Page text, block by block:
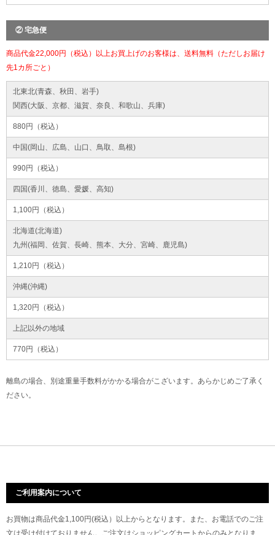
② 宅急便
商品代金22,000円（税込）以上お買上げのお客様は、送料無料（ただしお届け
先1カ所ごと）
北東北(青森、秋田、岩手)
関西(大阪、京都、滋賀、奈良、和歌山、兵庫)
880円（税込）
中国(岡山、広島、山口、鳥取、島根)
990円（税込）
四国(香川、徳島、愛媛、高知)
1,100円（税込）
北海道(北海道)
九州(福岡、佐賀、長崎、熊本、大分、宮崎、鹿児島)
1,210円（税込）
沖縄(沖縄)
1,320円（税込）
上記以外の地域
770円（税込）
離島の場合、別途重量手数料がかかる場合がこざいます。あらかじめご了承く
ださい。
ご利用案内について
お買物は商品代金1,100円(税込）以上からとなります。また、お電話でのご注
文は受け付けておりません。ご注文はショッピングカートからのみとなりま